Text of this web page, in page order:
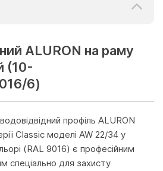
ALURON на раму
(10-
6)
профіль ALURON
Classic моделі AW 22/34 у
(RAL 9016) є професійним
спеціально для захисту